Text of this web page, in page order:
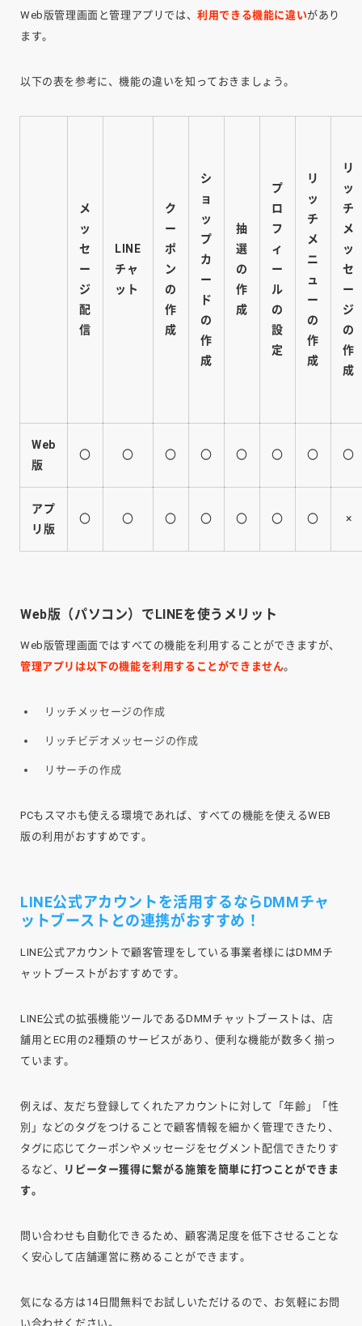
Web版管理画面と管理アプリでは、利用できる機能に違いがあり
ます。
以下の表を参考に、機能の違いを知っておきましょう。
メ
ッ
セ
ー
ジ
配
信
LINE
チャ
ット
ク
ー
ポ
ン
の
作
成
シ
ョ
ッ
プ
カ
ー
ド
の
作
成
抽
選
の
作
成
プ
ロ
フ
ィ
ー
ル
の
設
定
リ
ッ
チ
メ
ニ
ュ
ー
の
作
成
リ
ッ
チ
メ
ッ
セ
ー
ジ
の
作
成
Web
版
〇 〇 〇 〇 〇 〇 〇 〇
アプ
リ版
〇 〇 〇 〇 〇 〇 〇 ×
Web版（パソコン）でLINEを使うメリット
Web版管理画面ではすべての機能を利用することができますが、
管理アプリは以下の機能を利用することができません。
リッチメッセージの作成
リッチビデオメッセージの作成
リサーチの作成
PCもスマホも使える環境であれば、すべての機能を使えるWEB
版の利用がおすすめです。
LINE公式アカウントを活用するならDMMチャ
ットブーストとの連携がおすすめ！
LINE公式アカウントで顧客管理をしている事業者様にはDMMチ
ャットブーストがおすすめです。
LINE公式の拡張機能ツールであるDMMチャットブーストは、店
舗用とEC用の2種類のサービスがあり、便利な機能が数多く揃っ
ています。
例えば、友だち登録してくれたアカウントに対して「年齢」「性
別」などのタグをつけることで顧客情報を細かく管理できたり、
タグに応じてクーポンやメッセージをセグメント配信できたりす
るなど、
リピーター獲得に繋がる施策を簡単に打つことができま
す。
問い合わせも自動化できるため、顧客満足度を低下させることな
く安心して店舗運営に務めることができます。
気になる方は14日間無料でお試しいただけるので、お気軽にお問
い合わせください。